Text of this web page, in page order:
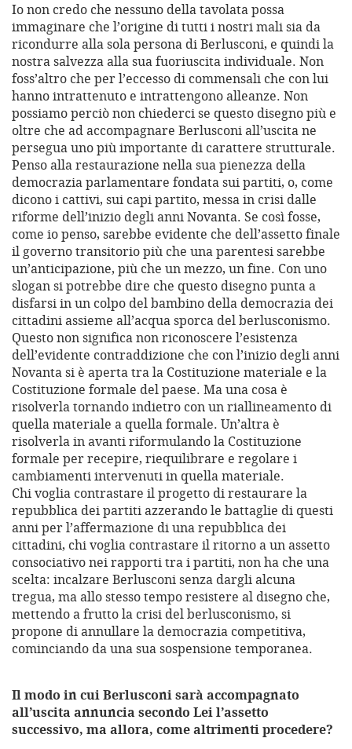
Io non credo che nessuno della tavolata possa
immaginare che l’origine di tutti i nostri mali sia da
ricondurre alla sola persona di Berlusconi, e quindi la
nostra salvezza alla sua fuoriuscita individuale. Non
foss’altro che per l’eccesso di commensali che con lui
hanno intrattenuto e intrattengono alleanze. Non
possiamo perciò non chiederci se questo disegno più e
oltre che ad accompagnare Berlusconi all’uscita ne
persegua uno più importante di carattere strutturale.
Penso alla restaurazione nella sua pienezza della
democrazia parlamentare fondata sui partiti, o, come
dicono i cattivi, sui capi partito, messa in crisi dalle
riforme dell’inizio degli anni Novanta. Se così fosse,
come io penso, sarebbe evidente che dell’assetto finale
il governo transitorio più che una parentesi sarebbe
un’anticipazione, più che un mezzo, un fine. Con uno
slogan si potrebbe dire che questo disegno punta a
disfarsi in un colpo del bambino della democrazia dei
cittadini assieme all’acqua sporca del berlusconismo.
Questo non significa non riconoscere l’esistenza
dell’evidente contraddizione che con l’inizio degli anni
Novanta si è aperta tra la Costituzione materiale e la
Costituzione formale del paese. Ma una cosa è
risolverla tornando indietro con un riallineamento di
quella materiale a quella formale. Un’altra è
risolverla in avanti riformulando la Costituzione
formale per recepire, riequilibrare e regolare i
cambiamenti intervenuti in quella materiale.
Chi voglia contrastare il progetto di restaurare la
repubblica dei partiti azzerando le battaglie di questi
anni per l’affermazione di una repubblica dei
cittadini, chi voglia contrastare il ritorno a un assetto
consociativo nei rapporti tra i partiti, non ha che una
scelta: incalzare Berlusconi senza dargli alcuna
tregua, ma allo stesso tempo resistere al disegno che,
mettendo a frutto la crisi del berlusconismo, si
propone di annullare la democrazia competitiva,
cominciando da una sua sospensione temporanea.
Il modo in cui Berlusconi sarà accompagnato
all’uscita annuncia secondo Lei l’assetto
successivo, ma allora, come altrimenti procedere?